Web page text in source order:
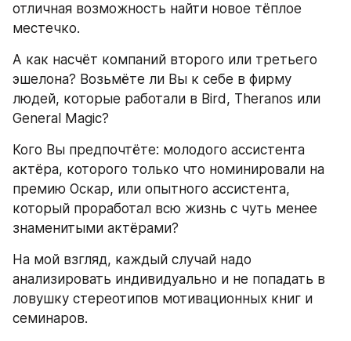
отличная возможность найти новое тёплое
местечко.
А как насчёт компаний второго или третьего
эшелона? Возьмёте ли Вы к себе в фирму
людей, которые работали в Bird, Theranos или
General Magic?
Кого Вы предпочтёте: молодого ассистента
актёра, которого только что номинировали на
премию Оскар, или опытного ассистента,
который проработал всю жизнь с чуть менее
знаменитыми актёрами?
На мой взгляд, каждый случай надо
анализировать индивидуально и не попадать в
ловушку стереотипов мотивационных книг и
семинаров.